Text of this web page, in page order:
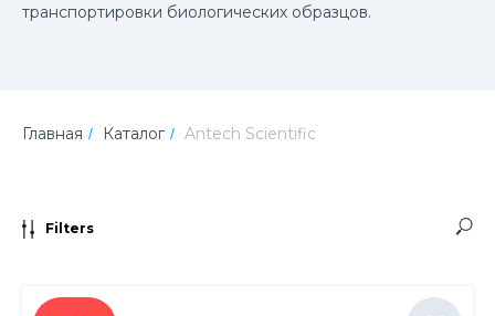
транспортировки биологических образцов.
Главная / Каталог / Antech Scientific
Filters